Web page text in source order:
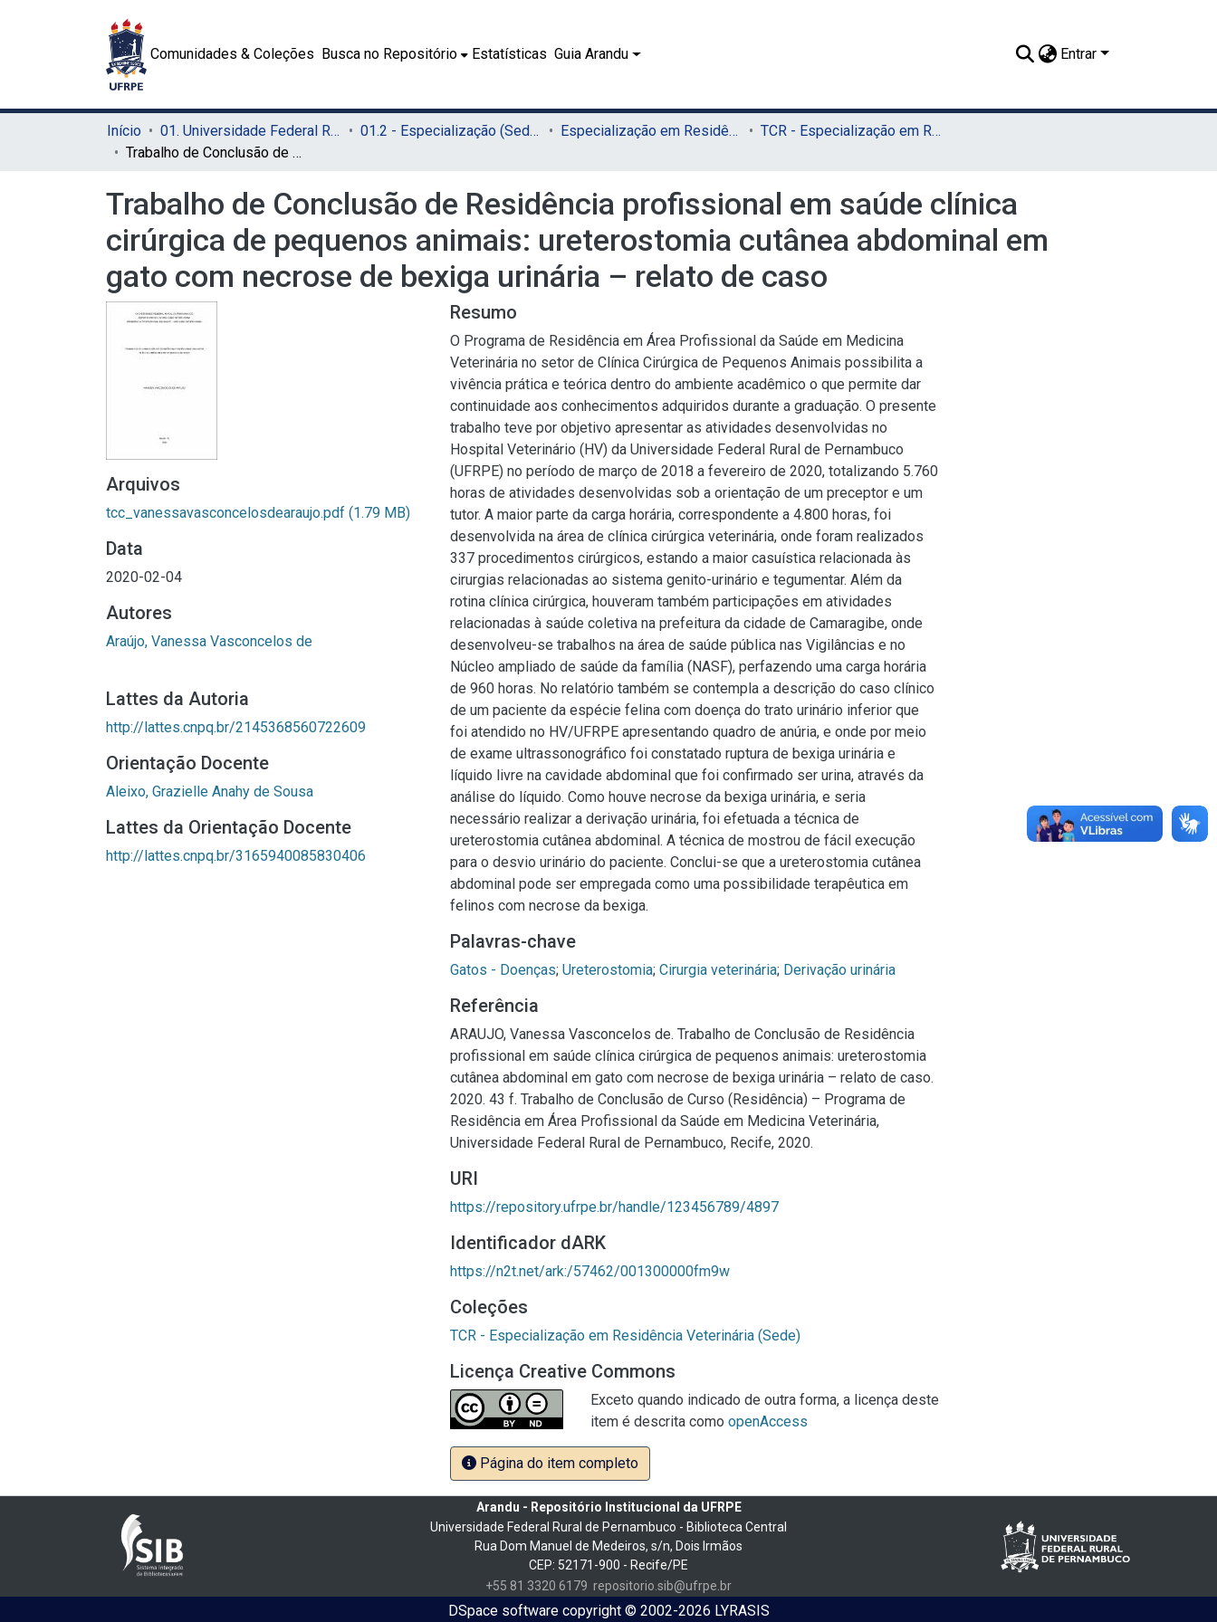
Comunidades & Coleções Busca no Repositório Estatísticas Guia Arandu Entrar
Início 01. Universidade Federal Rural de Pernambuco - UFRPE (Sede) 01.2 - Especialização (Sede) Especialização em Residência Veterinária (Sede)
TCR - Especialização em Residência Veterinária (Sede)
Trabalho de Conclusão de Residência profissional em saúde clínica cirúrgica de pequenos animais: ureterostomia cutânea abdominal em gato com necrose de bexiga urinária – relato de caso
Trabalho de Conclusão de Residência profissional em saúde clínica
cirúrgica de pequenos animais: ureterostomia cutânea abdominal em
gato com necrose de bexiga urinária – relato de caso
Arquivos
tcc_vanessavasconcelosdearaujo.pdf (1.79 MB)
Data
2020-02-04
Autores
Araújo, Vanessa Vasconcelos de
Lattes da Autoria
http://lattes.cnpq.br/2145368560722609
Orientação Docente
Aleixo, Grazielle Anahy de Sousa
Lattes da Orientação Docente
http://lattes.cnpq.br/3165940085830406
Resumo
O Programa de Residência em Área Profissional da Saúde em Medicina
Veterinária no setor de Clínica Cirúrgica de Pequenos Animais possibilita a
vivência prática e teórica dentro do ambiente acadêmico o que permite dar
continuidade aos conhecimentos adquiridos durante a graduação. O presente
trabalho teve por objetivo apresentar as atividades desenvolvidas no
Hospital Veterinário (HV) da Universidade Federal Rural de Pernambuco
(UFRPE) no período de março de 2018 a fevereiro de 2020, totalizando 5.760
horas de atividades desenvolvidas sob a orientação de um preceptor e um
tutor. A maior parte da carga horária, correspondente a 4.800 horas, foi
desenvolvida na área de clínica cirúrgica veterinária, onde foram realizados
337 procedimentos cirúrgicos, estando a maior casuística relacionada às
cirurgias relacionadas ao sistema genito-urinário e tegumentar. Além da
rotina clínica cirúrgica, houveram também participações em atividades
relacionadas à saúde coletiva na prefeitura da cidade de Camaragibe, onde
desenvolveu-se trabalhos na área de saúde pública nas Vigilâncias e no
Núcleo ampliado de saúde da família (NASF), perfazendo uma carga horária
de 960 horas. No relatório também se contempla a descrição do caso clínico
de um paciente da espécie felina com doença do trato urinário inferior que
foi atendido no HV/UFRPE apresentando quadro de anúria, e onde por meio
de exame ultrassonográfico foi constatado ruptura de bexiga urinária e
líquido livre na cavidade abdominal que foi confirmado ser urina, através da
análise do líquido. Como houve necrose da bexiga urinária, e seria
necessário realizar a derivação urinária, foi efetuada a técnica de
ureterostomia cutânea abdominal. A técnica de mostrou de fácil execução
para o desvio urinário do paciente. Conclui-se que a ureterostomia cutânea
abdominal pode ser empregada como uma possibilidade terapêutica em
felinos com necrose da bexiga.
Palavras-chave
Gatos - Doenças; Ureterostomia; Cirurgia veterinária; Derivação urinária
Referência
ARAUJO, Vanessa Vasconcelos de. Trabalho de Conclusão de Residência
profissional em saúde clínica cirúrgica de pequenos animais: ureterostomia
cutânea abdominal em gato com necrose de bexiga urinária – relato de caso.
2020. 43 f. Trabalho de Conclusão de Curso (Residência) – Programa de
Residência em Área Profissional da Saúde em Medicina Veterinária,
Universidade Federal Rural de Pernambuco, Recife, 2020.
URI
https://repository.ufrpe.br/handle/123456789/4897
Identificador dARK
https://n2t.net/ark:/57462/001300000fm9w
Coleções
TCR - Especialização em Residência Veterinária (Sede)
Licença Creative Commons
Exceto quando indicado de outra forma, a licença deste
item é descrita como openAccess
Página do item completo
Arandu - Repositório Institucional da UFRPE
Universidade Federal Rural de Pernambuco - Biblioteca Central
Rua Dom Manuel de Medeiros, s/n, Dois Irmãos
CEP: 52171-900 - Recife/PE
+55 81 3320 6179 repositorio.sib@ufrpe.br
DSpace softwarecopyright © 2002-2026 LYRASIS